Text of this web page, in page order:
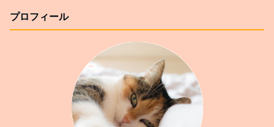
プロフィール